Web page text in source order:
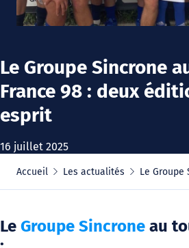
Le Groupe Sincrone
France 98 : deux
esprit
16 juillet 2025
Accueil Les actualités Le Groupe Sincrone au
Le Groupe Sincrone au